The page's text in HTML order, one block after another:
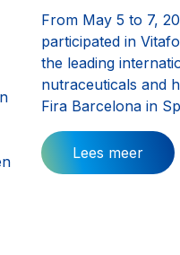
From May 5 to 7,
participated in
the leading
nutraceuticals and
Fira Barcelona in
Lees meer